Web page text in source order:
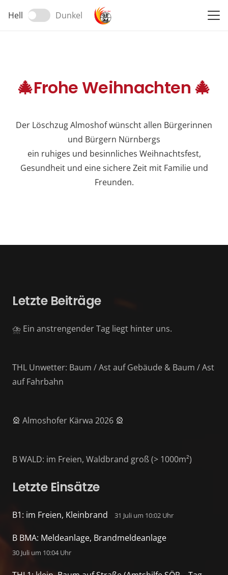
Hell Dunkel
🎄Frohe Weihnachten 🎄
Der Löschzug Almoshof wünscht allen Bürgerinnen
und Bürgern Nürnbergs
ein ruhiges und besinnliches Weihnachtsfest,
Gesundheit und eine sichere Zeit mit Familie und
Freunden.
Letzte Beiträge
⛈️ Ein anstrengender Tag liegt hinter uns.
THL Unwetter: Baum / Ast auf Gebäude & Baum / Ast
auf Fahrbahn
🎡 Almoshofer Kärwa 2026 🎡
B WALD: im Freien, Waldbrand groß (> 1000m²)
Letzte Einsätze
B1: im Freien, Kleinbrand 31 Juli um 10:02 Uhr
B BMA: Meldeanlage, Brandmeldeanlage
30 Juli um 10:04 Uhr